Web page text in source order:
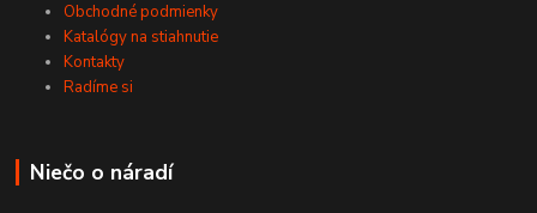
Obchodné podmienky
Katalógy na stiahnutie
Kontakty
Radíme si
Niečo o náradí